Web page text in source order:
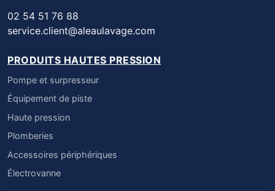
02 54 51 76 88
service.client@aleaulavage.com
PRODUITS HAUTES PRESSION
Pompe et surpresseur
Équipement de piste
Haute pression
Plomberies
Accessoires périphériques
Électrovanne